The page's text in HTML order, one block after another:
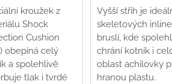
kroužek z
Shock
Cushion
obepíná celý
a spolehlivě
tlak i tvrdé
Vyšší střih je
skeletových inline
bruslí, kde
chrání kotník i
oblast achilovky
hranou plastu.